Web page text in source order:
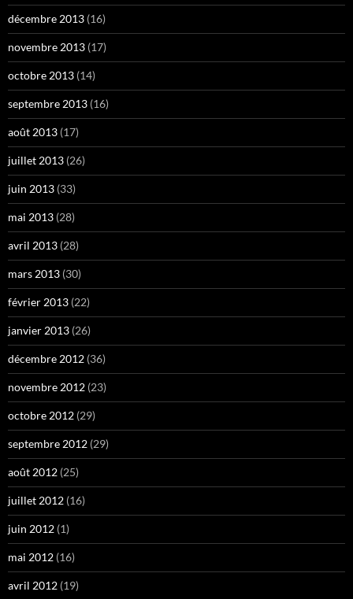
décembre 2013 (16)
novembre 2013 (17)
octobre 2013 (14)
septembre 2013 (16)
août 2013 (17)
juillet 2013 (26)
juin 2013 (33)
mai 2013 (28)
avril 2013 (28)
mars 2013 (30)
février 2013 (22)
janvier 2013 (26)
décembre 2012 (36)
novembre 2012 (23)
octobre 2012 (29)
septembre 2012 (29)
août 2012 (25)
juillet 2012 (16)
juin 2012 (1)
mai 2012 (16)
avril 2012 (19)